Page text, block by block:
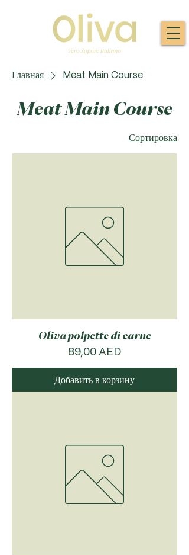
Главная Meat Main Course
Meat Main Course
Сортировка
Oliva polpette di carne
Цена
89,00 AED
Добавить в корзину